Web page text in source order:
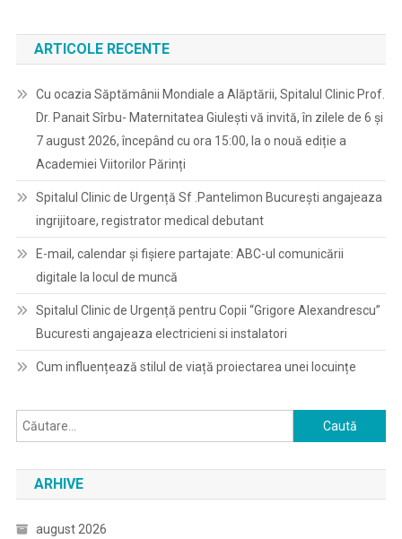
ARTICOLE RECENTE
Cu ocazia Săptămânii Mondiale a Alăptării, Spitalul Clinic Prof.
Dr. Panait Sîrbu- Maternitatea Giulești vă invită, în zilele de 6 și
7 august 2026, începând cu ora 15:00, la o nouă ediție a
Academiei Viitorilor Părinți
Spitalul Clinic de Urgență Sf .Pantelimon București angajeaza
ingrijitoare, registrator medical debutant
E-mail, calendar şi fişiere partajate: ABC-ul comunicării
digitale la locul de muncă
Spitalul Clinic de Urgență pentru Copii “Grigore Alexandrescu”
Bucuresti angajeaza electricieni si instalatori
Cum influențează stilul de viață proiectarea unei locuințe
Caută
după:
ARHIVE
august 2026